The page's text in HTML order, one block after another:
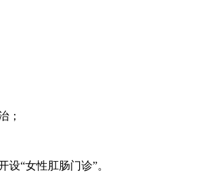
；
设“女性肛肠门诊”。